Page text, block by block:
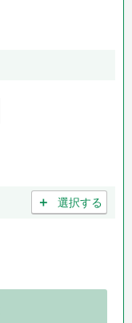
＋ 選択する